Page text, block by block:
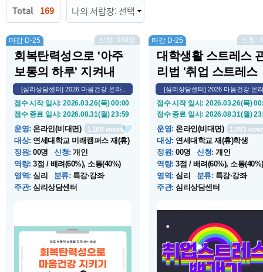
Total 169
신청: 330명
마감 D-25
회복탄력성으로 '아주
보통의 하루' 지켜내
기...
[심리상담센터] 2026 마음건강 온라...
접수 시작 일시 : 2026.03.26(목) 00:00
접수 종료 일시 : 2026.08.31(월) 23:59
운영: 온라인(비대면) 1,168 views
대상: 연세대학교 미래캠퍼스 재(휴)
학...
정원: 00명 신청: 개인
역량: 3점 / 배려(60%), 소통(40%)
영역 : 심리 분류: 특강·강좌
주관: 심리상담센터
장소:온라인
심리상담센터에서 제작한 마
음건강 온라인 특강입니다. 온라인
특강을 통해 내 마음의 다양한 모습
신청:
마감 D-25
대학생활 스트레스
리법 '취업 스트레스
뽀...
[심리상담센터] 2026 마음건강 온
접수 시작 일시 : 2026.03.26(목)
접수 종료 일시 : 2026.08.31(월)
운영: 온라인(비대면) 1,093
대상: 연세대학교 재(휴)학생
정원: 00명 신청: 개인
역량: 3점 / 배려(60%), 소통(40%)
영역 : 심리 분류: 특강·강좌
주관: 심리상담센터
장소
온라인
소개:심리상담센터에서 제작한
음건강 온라인 특강입니다. 온라
특강을 통해 내 마음의 다양한